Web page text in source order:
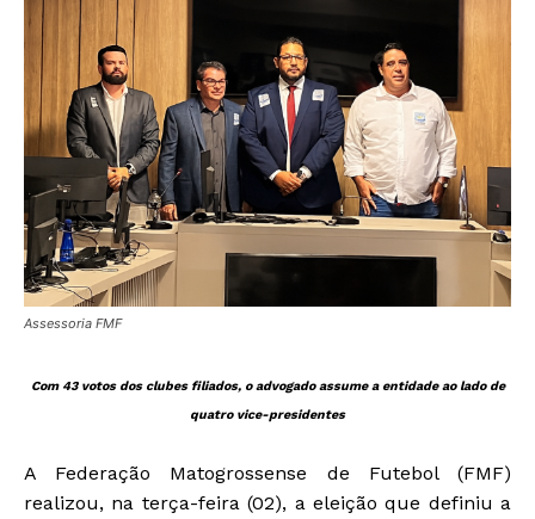
Assessoria FMF
Com 43 votos dos clubes filiados, o advogado assume a entidade ao lado de
quatro vice-presidentes
A Federação Matogrossense de Futebol (FMF)
realizou, na terça-feira (02), a eleição que definiu a